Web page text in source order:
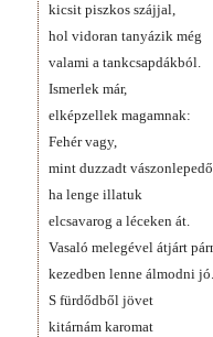
kicsit piszkos szájjal,
hol vidoran tanyázik még
valami a tankcsapdákból.
Ismerlek már,
elképzellek magamnak:
Fehér vagy,
mint duzzadt
ha lenge illatuk
elcsavarog a léceken át.
Vasaló melegével átjárt
kezedben lenne álmodni jó.
S fürdődből jövet
kitárnám karomat